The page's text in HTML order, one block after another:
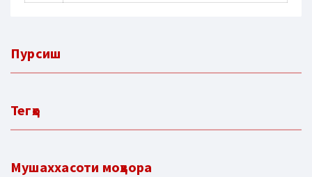
Пурсиш
Тегҳо
Мушаххасоти моҳвора